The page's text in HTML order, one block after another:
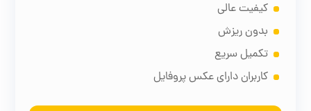
کیفیت عالی
بدون ریزش
تکمیل سریع
کاربران دارای عکس پروفایل